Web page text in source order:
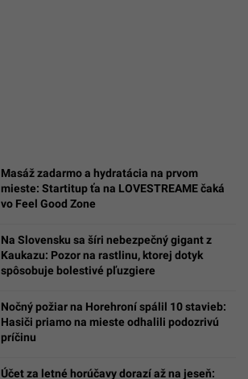
Masáž zadarmo a hydratácia na prvom
mieste: Startitup ťa na LOVESTREAME čaká
vo Feel Good Zone
Na Slovensku sa šíri nebezpečný gigant z
Kaukazu: Pozor na rastlinu, ktorej dotyk
spôsobuje bolestivé pľuzgiere
Nočný požiar na Horehroní spálil 10 stavieb:
Hasiči priamo na mieste odhalili podozrivú
príčinu
Účet za letné horúčavy dorazí až na jeseň: